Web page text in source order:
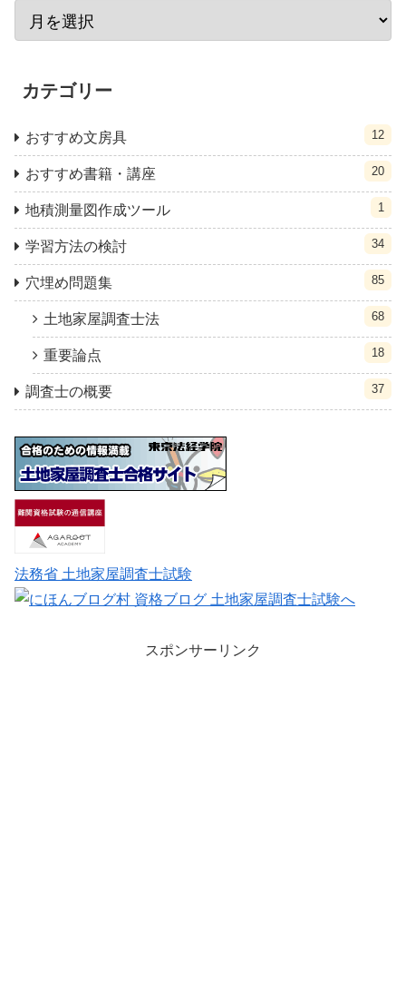
カテゴリー
おすすめ文房具 12
おすすめ書籍・講座 20
地積測量図作成ツール 1
学習方法の検討 34
穴埋め問題集 85
土地家屋調査士法 68
重要論点 18
調査士の概要 37
法務省 土地家屋調査士試験
スポンサーリンク